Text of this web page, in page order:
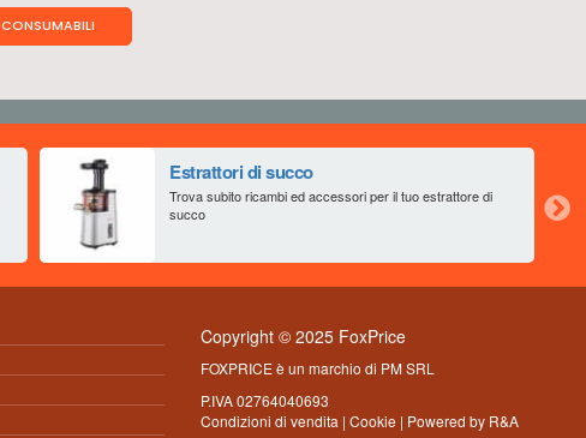
CONSUMABILI
Estrattori di succo
Trova subito ricambi ed accessori per il tuo estrattore di
succo
Copyright © 2025 FoxPrice
FOXPRICE è un marchio di PM SRL
P.IVA 02764040693
Condizioni di vendita | Cookie | Powered by R&A